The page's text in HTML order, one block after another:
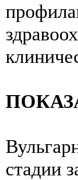
стадии